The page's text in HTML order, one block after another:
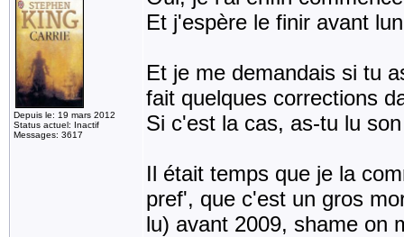
Depuis le: 19 mars 2012
Status actuel: Inactif
Messages: 3617
Et j'espère le finir avant
Et je me demandais si tu
fait quelques corrections
Si c'est la cas, as-tu lu
Il était temps que je la
pref', que c'est un gros
lu) avant 2009, shame on